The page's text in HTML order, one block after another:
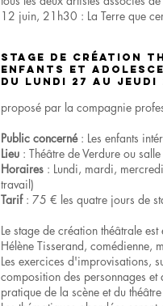
12 juin, 21h30 : La Terre que
STAGE DE CRÉATION
Enfants et
du lundi 27 au
proposé par la compagnie
Public concerné: Les enfants
Lieu : Théâtre de Verdure ou
Horaires : Lundi, mardi,
travail)
Tarif : 75 € les quatre jours de
Le stage de création théâtrale
Hélène Tisserand, comédienne,
Les exercices d'improvisations,
composition des personnages
pratique de la scène et du